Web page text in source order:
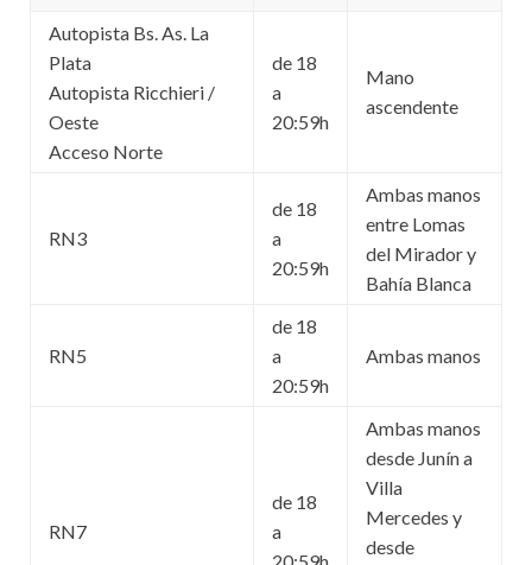
Autopista Bs. As. La
Plata
Autopista Ricchieri /
Oeste
Acceso Norte
de 18
a
20:59h
Mano
ascendente
RN3
de 18
a
20:59h
Ambas manos
entre Lomas
del Mirador y
Bahía Blanca
RN5
de 18
a
20:59h
Ambas manos
RN7
de 18
a
Ambas manos
desde Junín a
Villa
Mercedes y
desde